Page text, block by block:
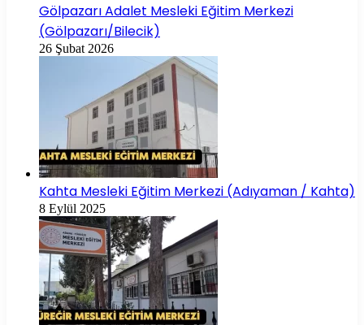
Gölpazarı Adalet Mesleki Eğitim Merkezi
(Gölpazarı/Bilecik)
26 Şubat 2026
Kahta Mesleki Eğitim Merkezi (Adıyaman / Kahta)
8 Eylül 2025